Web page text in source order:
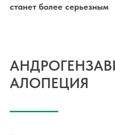
станет более серьезным
АЛОПЕЦИЯ